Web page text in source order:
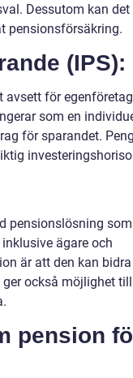
Dessutom kan
pensionsförsäkring.
(IPS):
avsett för
som en
för sparandet.
pensionslösning
ägare och
är att den kan
också möjlighet till
pension